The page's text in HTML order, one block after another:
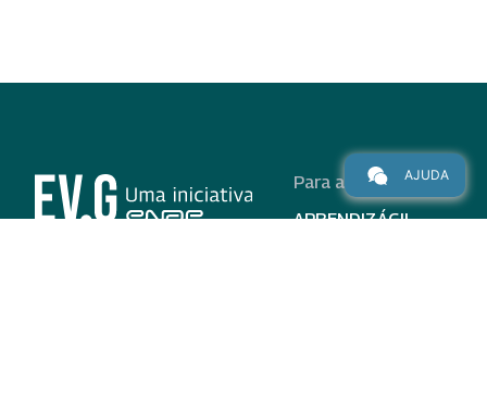
Para alunos
APRENDIZÁGIL
AJUDA